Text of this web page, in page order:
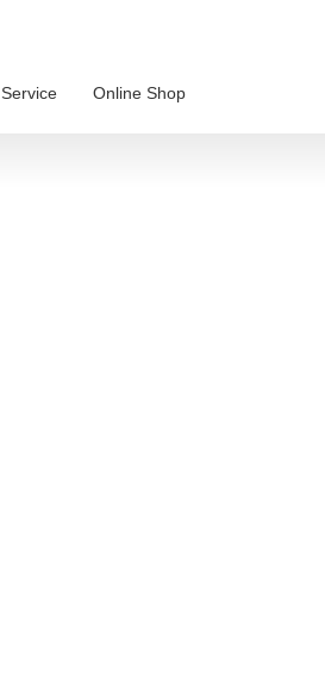
Service Online Shop